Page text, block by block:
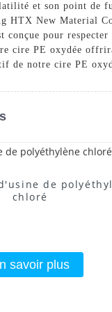
et son point de
HTX New Material
conçue pour
cire PE oxydée
de notre cire PE
de
chloré
savoir plus